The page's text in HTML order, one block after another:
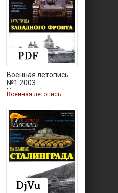
Военная летопись
№1 2003.
Катастрофа
Военная летопись